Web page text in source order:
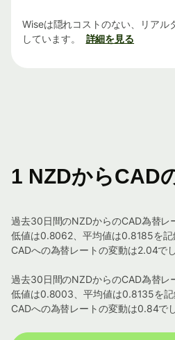
Wiseは隠れコストのない、リアル
しています。
詳細を見る
1 NZDからCAD
過去30日間のNZDからのCAD為替
低値は0.8062、平均値は0.8185を記
CADへの為替レートの変動は2.04でし
過去30日間のNZDからのCAD為替
低値は0.8003、平均値は0.8135を記
CADへの為替レートの変動は0.84でし